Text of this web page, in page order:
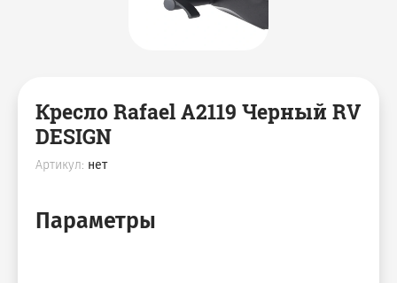
Кресло Rafael A2119 Черный RV
DESIGN
Артикул: нет
Параметры